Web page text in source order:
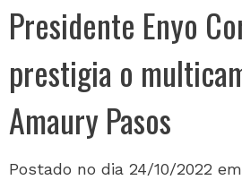
Presidente Enyo
prestigia o
Amaury Pasos
Postado no dia 24/10/2022 em